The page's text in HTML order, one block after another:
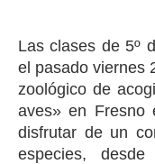
Las clases de 5º
el pasado viernes
zoológico de
aves» en Fresno
disfrutar de un
especies,